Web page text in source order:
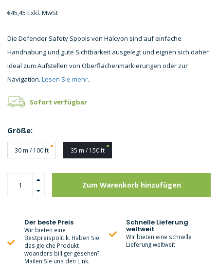
€45,45 Exkl. MwSt
Die Defender Safety Spools von Halcyon sind auf einfache
Handhabung und gute Sichtbarkeit ausgelegt und eignen sich daher
ideal zum Aufstellen von Oberflächenmarkierungen oder zur
Navigation. Lesen Sie mehr..
Sofort verfügbar
Größe:
30 m / 100 ft 35 m / 150 ft
Zum Warenkorb hinzufügen
Der beste Preis
Wir bieten eine
Bestpreispolitik. Haben Sie
das gleiche Produkt
woanders billiger gesehen?
Mailen Sie uns den Link.
Schnelle Lieferung
weltweit
Wir bieten eine schnelle
Lieferung weltweit.